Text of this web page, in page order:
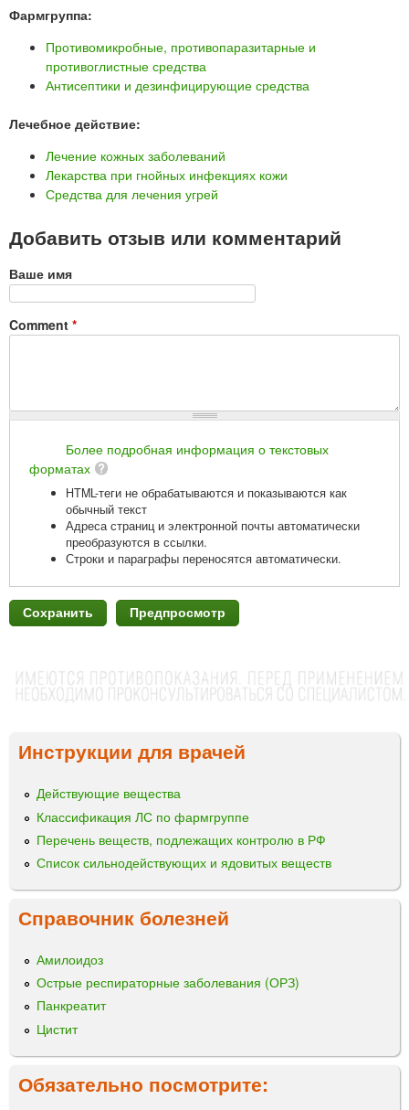
Фармгруппа:
Противомикробные, противопаразитарные и
противоглистные средства
Антисептики и дезинфицирующие средства
Лечебное действие:
Лечение кожных заболеваний
Лекарства при гнойных инфекциях кожи
Средства для лечения угрей
Добавить отзыв или комментарий
Ваше имя
Comment *
Более подробная информация о текстовых
форматах
HTML-теги не обрабатываются и показываются как
обычный текст
Адреса страниц и электронной почты автоматически
преобразуются в ссылки.
Строки и параграфы переносятся автоматически.
Инструкции для врачей
Действующие вещества
Классификация ЛС по фармгруппе
Перечень веществ, подлежащих контролю в РФ
Список сильнодействующих и ядовитых веществ
Справочник болезней
Амилоидоз
Острые респираторные заболевания (ОРЗ)
Панкреатит
Цистит
Обязательно посмотрите: